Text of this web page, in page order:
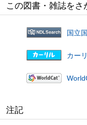
この図書・雑誌をさ
国立
カー
注記